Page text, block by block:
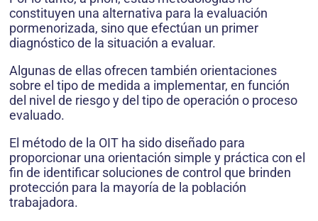
constituyen una alternativa para la evaluación
pormenorizada, sino que efectúan un primer
diagnóstico de la situación a evaluar.
Algunas de ellas ofrecen también orientaciones
sobre el tipo de medida a implementar, en función
del nivel de riesgo y del tipo de operación o proceso
evaluado.
El método de la OIT ha sido diseñado para
proporcionar una orientación simple y práctica con el
fin de identificar soluciones de control que brinden
protección para la mayoría de la población
trabajadora.